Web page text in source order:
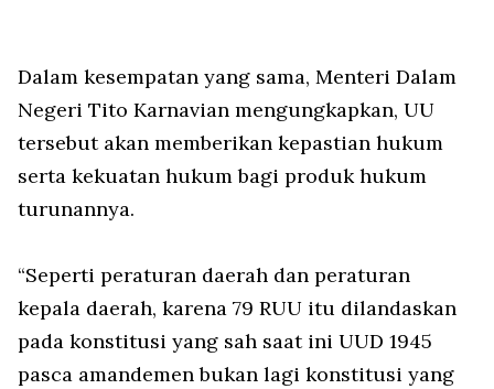
Dalam kesempatan yang sama, Menteri Dalam
Negeri Tito Karnavian mengungkapkan, UU
tersebut akan memberikan kepastian hukum
serta kekuatan hukum bagi produk hukum
turunannya.
“Seperti peraturan daerah dan peraturan
kepala daerah, karena 79 RUU itu dilandaskan
pada konstitusi yang sah saat ini UUD 1945
pasca amandemen bukan lagi konstitusi yang